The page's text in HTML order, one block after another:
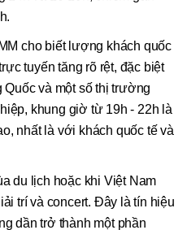
cho biết lượng khách quốc
tuyến tăng rõ rệt, đặc biệt
và một số thị trường
khung giờ từ 19h - 22h là
nhất là với khách quốc tế và
du lịch hoặc khi Việt Nam
trí và concert. Đây là tín hiệu
dần trở thành một phần